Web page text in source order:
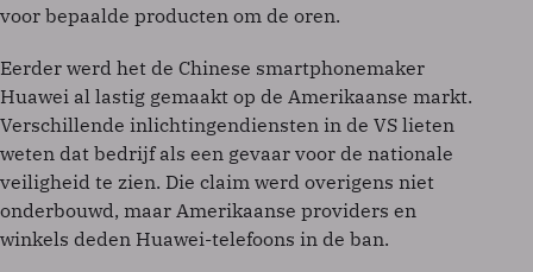
voor bepaalde producten om de oren.
Eerder werd het de Chinese smartphonemaker
Huawei al lastig gemaakt op de Amerikaanse markt.
Verschillende inlichtingendiensten in de VS lieten
weten dat bedrijf als een gevaar voor de nationale
veiligheid te zien. Die claim werd overigens niet
onderbouwd, maar Amerikaanse providers en
winkels deden Huawei-telefoons in de ban.